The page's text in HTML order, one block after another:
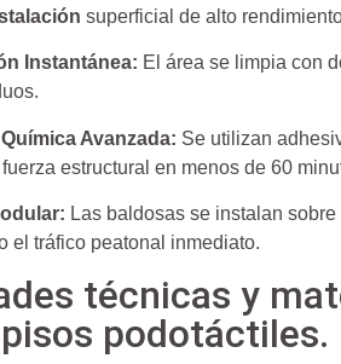
superficial de alto
Instantánea: El área se limpia con
Avanzada: Se utilizan
estructural en menos de 60
Las baldosas se instalan
el tráfico peatonal inmediato.
técnicas y
podotáctiles.